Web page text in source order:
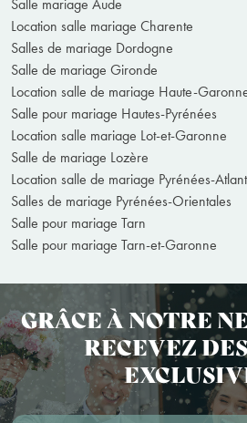
Location salle mariage Charente
Salles de mariage Dordogne
Salle de mariage Gironde
Location salle de mariage Haute-
Salle pour mariage Hautes-Pyrénées
Location salle mariage Lot-et-Garonne
Salle de mariage Lozère
Location salle de mariage Pyrénées-
Salles de mariage Pyrénées-Orientales
Salle pour mariage Tarn
Salle pour mariage Tarn-et-Garonne
GRÂCE À NOTRE
RECEVEZ